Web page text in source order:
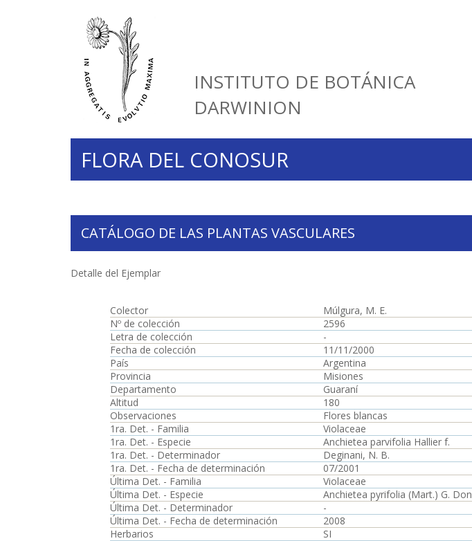
INSTITUTO DE BOTÁNICA
DARWINION
FLORA DEL CONOSUR
CATÁLOGO DE LAS PLANTAS VASCULARES
Detalle del Ejemplar
Colector
Múlgura, M. E.
Nº de colección
2596
Letra de colección
-
Fecha de colección
11/11/2000
País
Argentina
Provincia
Misiones
Departamento
Guaraní
Altitud
180
Observaciones
Flores blancas
1ra. Det. - Familia
Violaceae
1ra. Det. - Especie
Anchietea parvifolia Hallier f.
1ra. Det. - Determinador
Deginani, N. B.
1ra. Det. - Fecha de determinación
07/2001
Última Det. - Familia
Violaceae
Última Det. - Especie
Anchietea pyrifolia (Mart.) G. Don
Última Det. - Determinador
-
Última Det. - Fecha de determinación
2008
Herbarios
SI